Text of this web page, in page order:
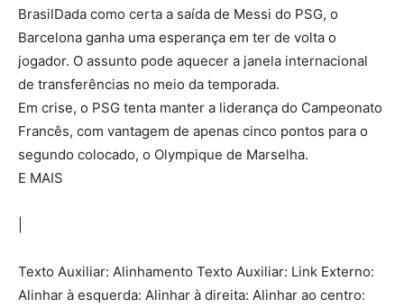
BrasilDada como certa a saída de Messi do PSG, o
Barcelona ganha uma esperança em ter de volta o
jogador. O assunto pode aquecer a janela internacional
de transferências no meio da temporada.
Em crise, o PSG tenta manter a liderança do Campeonato
Francês, com vantagem de apenas cinco pontos para o
segundo colocado, o Olympique de Marselha.
E MAIS
Texto Auxiliar: Alinhamento Texto Auxiliar: Link Externo:
Alinhar à esquerda: Alinhar à direita: Alinhar ao centro: